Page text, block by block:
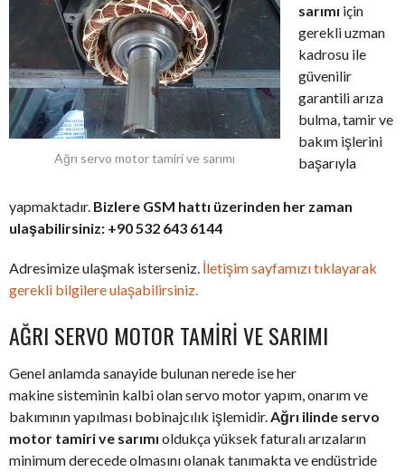
Ağrı servo motor tamiri ve sarımı
sarımı için
gerekli uzman
kadrosu ile
güvenilir
garantili arıza
bulma, tamir ve
bakım işlerini
başarıyla
yapmaktadır. Bizlere GSM hattı üzerinden her zaman
ulaşabilirsiniz: +90 532 643 6144
Adresimize ulaşmak isterseniz. İletişim sayfamızı tıklayarak
gerekli bilgilere ulaşabilirsiniz.
AĞRI SERVO MOTOR TAMIRI VE SARIMI
Genel anlamda sanayide bulunan nerede ise her
makine sisteminin kalbi olan servo motor yapım, onarım ve
bakımının yapılması bobinajcılık işlemidir.Ağrı ilinde servo
motor tamiri ve sarımı oldukça yüksek faturalı arızaların
minimum derecede olmasını olanak tanımakta ve endüstride